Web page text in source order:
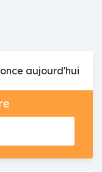
aujourd'hui